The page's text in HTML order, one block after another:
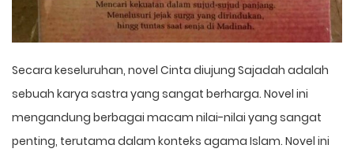
Secara keseluruhan, novel Cinta diujung Sajadah adalah
sebuah karya sastra yang sangat berharga. Novel ini
mengandung berbagai macam nilai-nilai yang sangat
penting, terutama dalam konteks agama Islam. Novel ini